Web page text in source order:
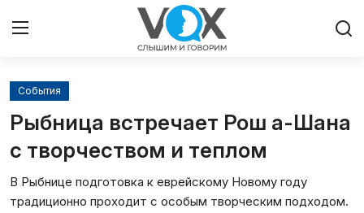
Главная
Люди
Община
События
Рыбница встречает Рош а-Шана
с творчеством и теплом
В Рыбнице подготовка к еврейскому Новому году
традиционно проходит с особым творческим подходом.